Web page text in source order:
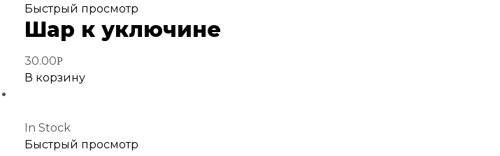
Добавить
в
избранное
Быстрый просмотр
Шар к уключине
30.00Р
В корзину
In Stock
Добавить
Быстрый просмотр